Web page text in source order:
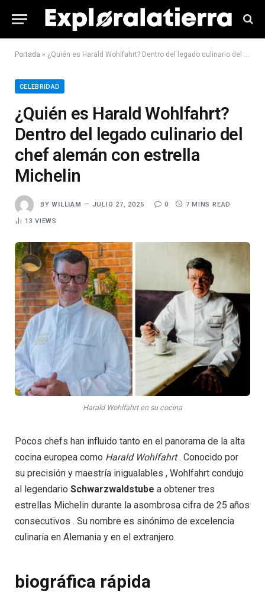
Portada » ¿Quién es Harald Wohlfahrt? Dentro del legado culinario del chef alemán con estrella Michelin
CELEBRIDAD
¿Quién es Harald Wohlfahrt?
Dentro del legado culinario del
chef alemán con estrella
Michelin
BY WILLIAM JULIO 27, 2025 0 7 MINS READ
13VIEWS
Harald Wohlfahrt en su cocina
Pocos chefs han influido tanto en el panorama de la alta
cocina europea como Harald Wohlfahrt. Conocido por
su precisión y maestría inigualables , Wohlfahrt condujo
al legendario Schwarzwaldstube a obtener tres
estrellas Michelin durante la asombrosa cifra de 25 años
consecutivos . Su nombre es sinónimo de excelencia
culinaria en Alemania y en el extranjero.
biográfica rápida